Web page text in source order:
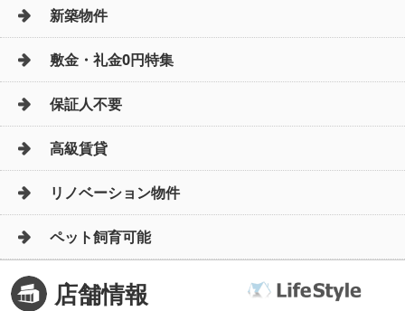
新築物件
敷金・礼金0円特集
保証人不要
高級賃貸
リノベーション物件
ペット飼育可能
店舗情報